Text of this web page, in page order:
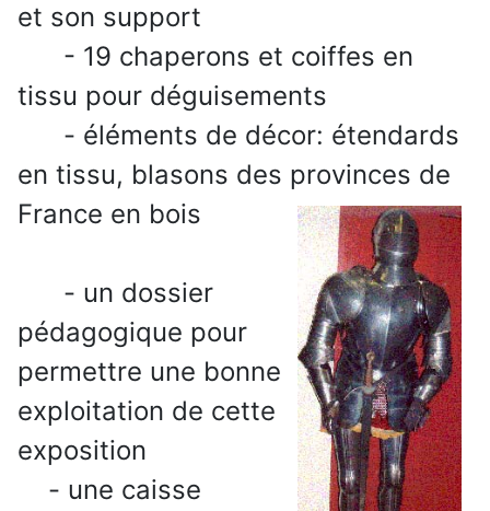
et son support
- 19 chaperons et coiffes en
tissu pour déguisements
- éléments de décor: étendards
en tissu, blasons des provinces de
France en bois
- un dossier
pédagogique pour
permettre une bonne
exploitation de cette
exposition
- une caisse